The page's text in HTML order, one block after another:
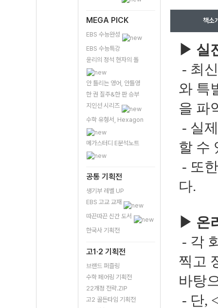
MEGA PICK
EBS 수능완성
EBS 수능특강
윤리의 정석 현자의 돌
안 틀리는 영어, 안틀영
한 권 질주&한 판 승부
지인선 시리즈
수학 유형서, Hexagon
메가스터디 E분석노트
공통 기획전
생기부 레벨 UP
EBS 고교 교재
따끈따끈 신간 도서
한국사 기획전
고1·2 기획전
브랜드 퍼즐링
수학 페어링 기획전
22개정 전략.ZIP
고2 골든타임 기획전
책소
▶ 실
- 최
와 특
을 파
- 실
할 수
- 또
다.
▶ 온
- 각
찍고
바탕
- 단,